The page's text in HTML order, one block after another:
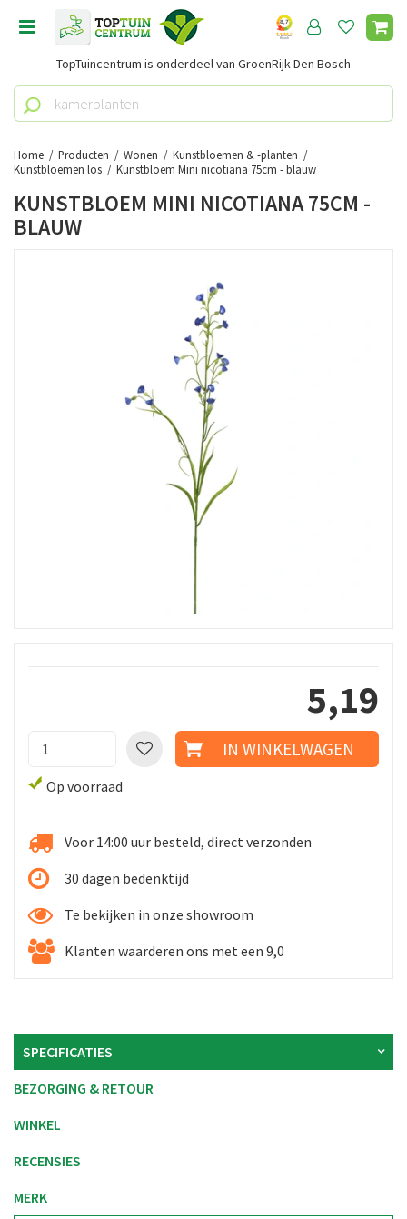
Home Producten Wonen
Kunstbloemen & -planten
Kunstbloemen los
Kunstbloem Mini nicotiana 75cm - blauw
TopTuincentrum is onderdeel van GroenRijk Den Bosch
KUNSTBLOEM MINI NICOTIANA 75CM -
BLAUW
5,19
Op voorraad
Voor 14:00 uur besteld, direct verzonden
30 dagen bedenktijd
Te bekijken in onze showroom
Klanten waarderen ons met een 9,0
SPECIFICATIES
BEZORGING & RETOUR
WINKEL
RECENSIES
MERK